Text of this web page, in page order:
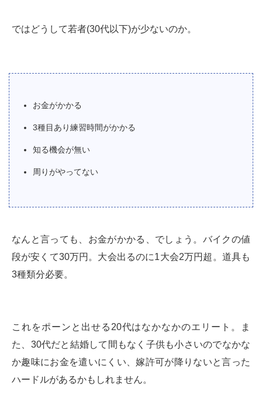
ではどうして若者(30代以下)が少ないのか。
お金がかかる
3種目あり練習時間がかかる
知る機会が無い
周りがやってない
なんと言っても、お金がかかる、でしょう。バイクの値
段が安くて30万円。大会出るのに1大会2万円超。道具も
3種類分必要。
これをポーンと出せる20代はなかなかのエリート。ま
た、30代だと結婚して間もなく子供も小さいのでなかな
か趣味にお金を遣いにくい、嫁許可が降りないと言った
ハードルがあるかもしれません。